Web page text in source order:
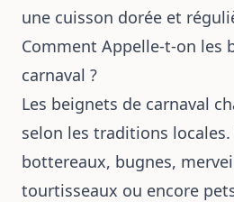
une cuisson dorée et
Comment Appelle-t-on les
carnaval ?
Les beignets de carnaval
selon les traditions
bottereaux, bugnes,
tourtisseaux ou encore